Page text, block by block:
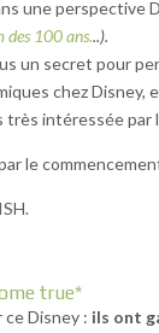
une perspective
des 100 ans...).
un secret pour
chez Disney,
très intéressée par
le
true*
Disney : ils ont